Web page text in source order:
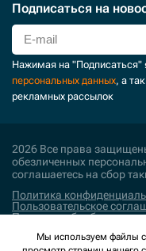
Подписаться на
Нажимая на "Подписаться"
персональных данных, а
рекламных рассылок
2026 Все права
обезличенных
соглашаетесь на сбор
Политика
Пользовательское
Политика обработки
Мы используем файлы